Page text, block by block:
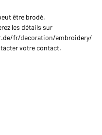
être brodé.
les détails sur
fr/decoration/embroidery/
votre contact.